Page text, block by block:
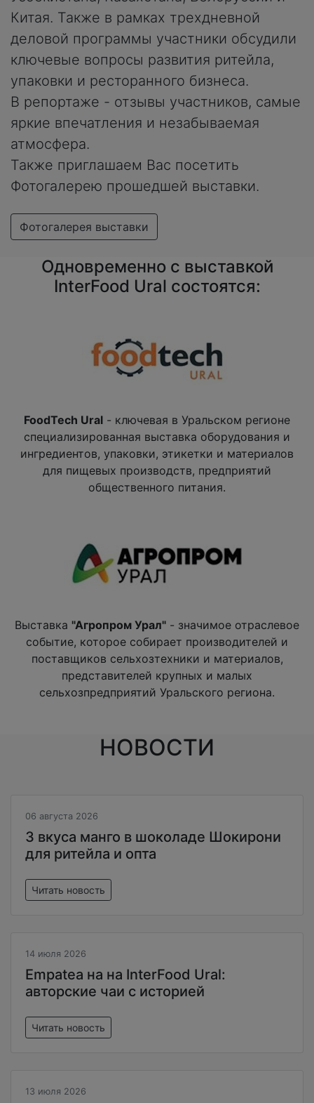
Китая. Также в рамках трехдневной
деловой программы участники обсудили
ключевые вопросы развития ритейла,
упаковки и ресторанного бизнеса.
В репортаже - отзывы участников, самые
яркие впечатления и незабываемая
атмосфера.
Также приглашаем Вас посетить
Фотогалерею прошедшей выставки.
Фотогалерея выставки
Одновременно с выставкой
InterFood Ural состоятся:
FoodTech Ural - ключевая в Уральском регионе
специализированная выставка оборудования и
ингредиентов, упаковки, этикетки и материалов
для пищевых производств, предприятий
общественного питания.
Выставка "Агропром Урал" - значимое отраслевое
событие, которое собирает производителей и
поставщиков сельхозтехники и материалов,
представителей крупных и малых
сельхозпредприятий Уральского региона.
НОВОСТИ
06 августа 2026
3 вкуса манго в шоколаде Шокирони
для ритейла и опта
Читать новость
14 июля 2026
Empatea на на InterFood Ural:
авторские чаи с историей
Читать новость
13 июля 2026